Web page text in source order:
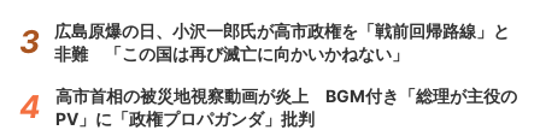
広島原爆の日、小沢一郎氏が高市政権を「戦前回帰路線」と
非難 「この国は再び滅亡に向かいかねない」
高市首相の被災地視察動画が炎上 BGM付き「総理が主役の
PV」に「政権プロパガンダ」批判